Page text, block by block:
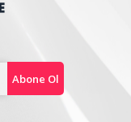
Abone Ol